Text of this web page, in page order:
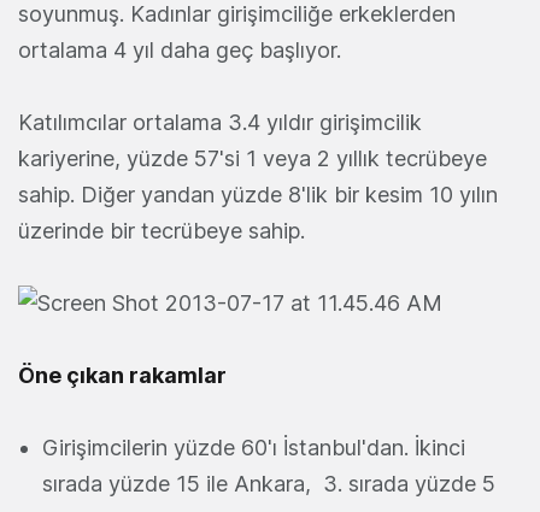
soyunmuş. Kadınlar girişimciliğe erkeklerden
ortalama 4 yıl daha geç başlıyor.
Katılımcılar ortalama 3.4 yıldır girişimcilik
kariyerine, yüzde 57'si 1 veya 2 yıllık tecrübeye
sahip. Diğer yandan yüzde 8'lik bir kesim 10 yılın
üzerinde bir tecrübeye sahip.
Öne çıkan rakamlar
Girişimcilerin yüzde 60'ı İstanbul'dan. İkinci
sırada yüzde 15 ile Ankara, 3. sırada yüzde 5